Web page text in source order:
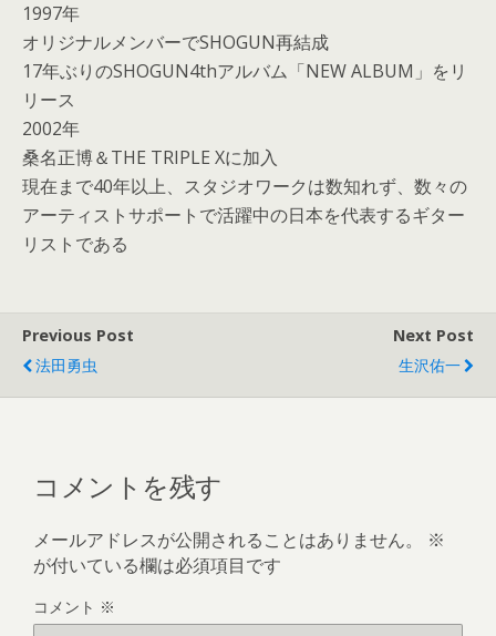
1997年
オリジナルメンバーでSHOGUN再結成
17年ぶりのSHOGUN4thアルバム「NEW ALBUM」をリ
リース
2002年
桑名正博＆THE TRIPLE Xに加入
現在まで40年以上、スタジオワークは数知れず、数々の
アーティストサポートで活躍中の日本を代表するギター
リストである
Previous Post
法田勇虫
Next Post
生沢佑一
コメントを残す
メールアドレスが公開されることはありません。
※
が付いている欄は必須項目です
コメント ※